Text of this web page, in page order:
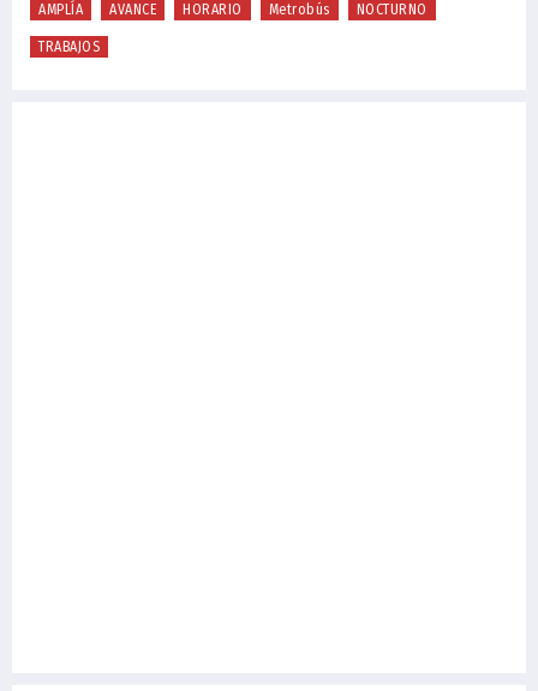
AMPLÍA AVANCE HORARIO Metrobús NOCTURNO
TRABAJOS